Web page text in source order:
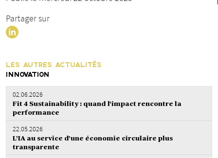
Partager sur
LES AUTRES ACTUALITÉS
INNOVATION
02.06.2026
Fit 4 Sustainability : quand l’impact rencontre la
performance
22.05.2026
L’IA au service d’une économie circulaire plus
transparente